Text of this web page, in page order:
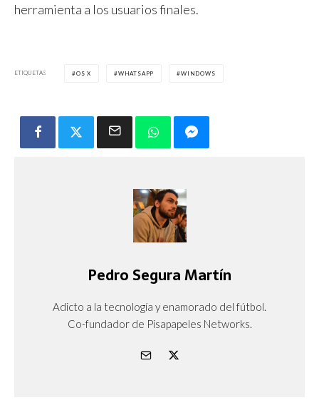
herramienta a los usuarios finales.
ETIQUETAS OS X WHATSAPP WINDOWS
Pedro Segura Martín
Adicto a la tecnología y enamorado del fútbol.
Co-fundador de Pisapapeles Networks.